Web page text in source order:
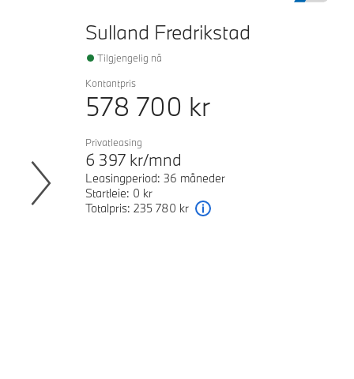
Sulland Fredrikstad
Tilgjengelig nå
Kontantpris
578 700 kr
Privatleasing
6 397 kr/mnd
Leasingperiod: 36 måneder
Startleie: 0 kr
Totalpris: 235 780 kr